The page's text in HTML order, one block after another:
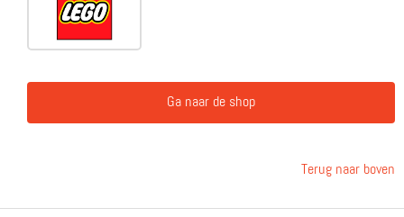
Ga naar de shop
Terug naar boven